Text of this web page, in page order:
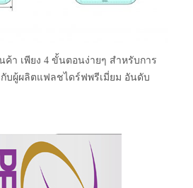
า เพียง 4 ขั้นตอนง่ายๆ สำหรับการ
บผู้ผลิตแฟลชไดร์ฟพรีเมี่ยม อันดับ